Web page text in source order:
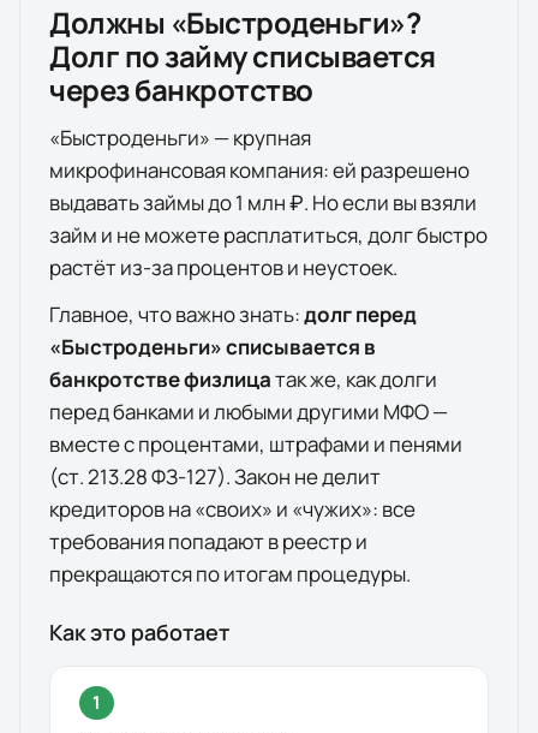
Должны «Быстроденьги»?
Долг по займу списывается
через банкротство
«Быстроденьги» — крупная
микрофинансовая компания: ей разрешено
выдавать займы до 1 млн ₽. Но если вы взяли
займ и не можете расплатиться, долг быстро
растёт из-за процентов и неустоек.
Главное, что важно знать:долг перед
«Быстроденьги» списывается в
банкротстве физлицатак же, как долги
перед банками и любыми другими МФО —
вместе с процентами, штрафами и пенями
(ст. 213.28 ФЗ-127). Закон не делит
кредиторов на «своих» и «чужих»: все
требования попадают в реестр и
прекращаются по итогам процедуры.
Как это работает
1